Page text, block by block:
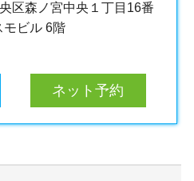
区森ノ宮中央１丁目16番
モビル 6階
ネット予約